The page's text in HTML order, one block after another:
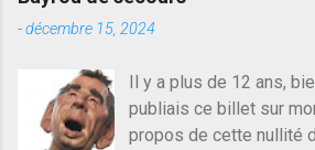
r
u
m
m
-décembre 15, 2024
Il y a plus de 12 ans,
publiais ce billet sur
propos de cette nullité